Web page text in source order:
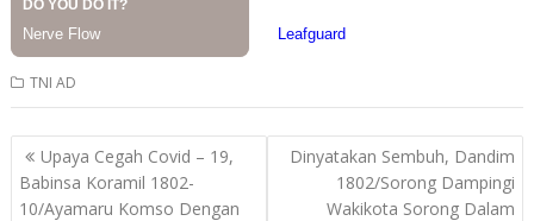
TNI AD
Post
navigation
Upaya Cegah Covid – 19,
Babinsa Koramil 1802-
10/Ayamaru Komso Dengan
Dinyatakan Sembuh, Dandim
1802/Sorong Dampingi
Wakikota Sorong Dalam